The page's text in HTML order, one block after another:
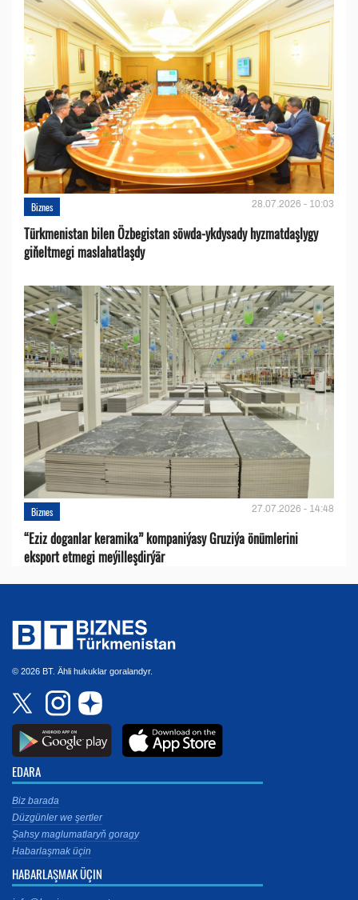
Biznes 28.07.2026 - 10:03
Türkmenistan bilen Özbegistan söwda-ykdysady hyzmatdaşlygy
giňeltmegi maslahatlaşdy
Biznes 27.07.2026 - 14:48
“Eziz doganlar keramika” kompaniýasy Gruziýa önümlerini
eksport etmegi meýilleşdirýär
© 2026 BT. Ähli hukuklar goralandyr.
EDARA
Biz barada
Düzgünler we şertler
Şahsy maglumatlaryň goragy
Habarlaşmak üçin
HABARLAŞMAK ÜÇIN